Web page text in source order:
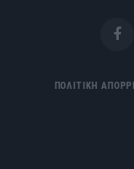
ΠΟΛΙΤΙΚΗ